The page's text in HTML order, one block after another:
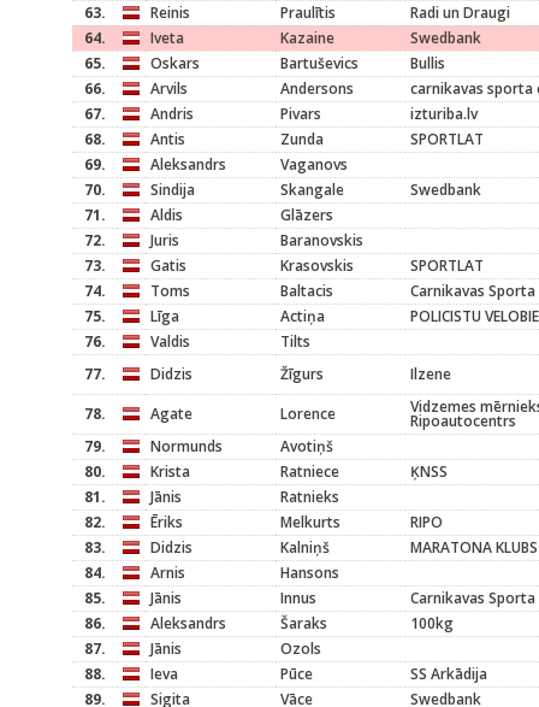
63.
Reinis Praulītis
Radi un Draugi
64.
Iveta Kazaine
Swedbank
65.
Oskars Bartuševics
Bullis
66.
Arvils Andersons
carnikavas sporta
67.
Andris Pivars
izturiba.lv
68.
Antis Zunda
SPORTLAT
69.
Aleksandrs
Vaganovs
70.
Sindija Skangale
Swedbank
71.
Aldis
Glāzers
72.
Juris
Baranovskis
73.
Gatis Krasovskis
SPORTLAT
74.
Toms Baltacis
Carnikavas
75.
Līga Actiņa
POLICISTU
76.
Valdis
Tilts
77.
Didzis Žīgurs
Ilzene
78.
Agate Lorence Vidzemes
Ripoautocentrs
79.
Normunds
Avotiņš
80.
Krista Ratniece
ĶNSS
81.
Jānis
Ratnieks
82.
Ēriks Melkurts
RIPO
83.
Didzis Kalniņš
MARATONA KLUBS
84.
Arnis
Hansons
85.
Jānis Innus
Carnikavas
86.
Aleksandrs Šaraks
100kg
87.
Jānis
Ozols
88.
Ieva Pūce
SS Arkādija
89.
Sigita Vāce Swedbank